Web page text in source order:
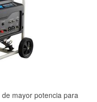
mayor potencia para